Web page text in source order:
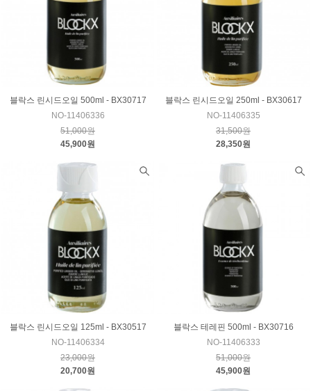
블락스 린시드오일 500ml - BX30717
NO-11406336
51,000원
45,900원
블락스 린시드오일 250ml - BX30617
NO-11406335
31,500원
28,350원
블락스 린시드오일 125ml - BX30517
NO-11406334
23,000원
20,700원
블락스 테레핀 500ml - BX30716
NO-11406333
51,000원
45,900원